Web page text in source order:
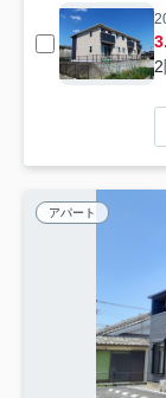
アパート